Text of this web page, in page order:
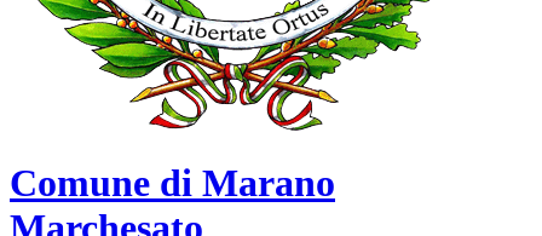
Comune di Marano